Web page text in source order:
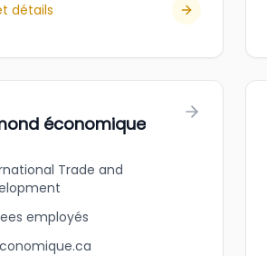
détails
économique
Trade and
employés